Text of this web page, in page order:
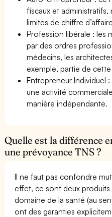
fiscaux et administratifs,
limites de chiffre
Profession libérale : les
par des ordres
médecins, les
exemple, partie de
Entrepreneur Individuel
une activité
manière indépendante.
Quelle est la différence
une prévoyance TNS ?
Il ne faut pas confondre
effet, ce sont deux produits
domaine de la santé (au
ont des garanties